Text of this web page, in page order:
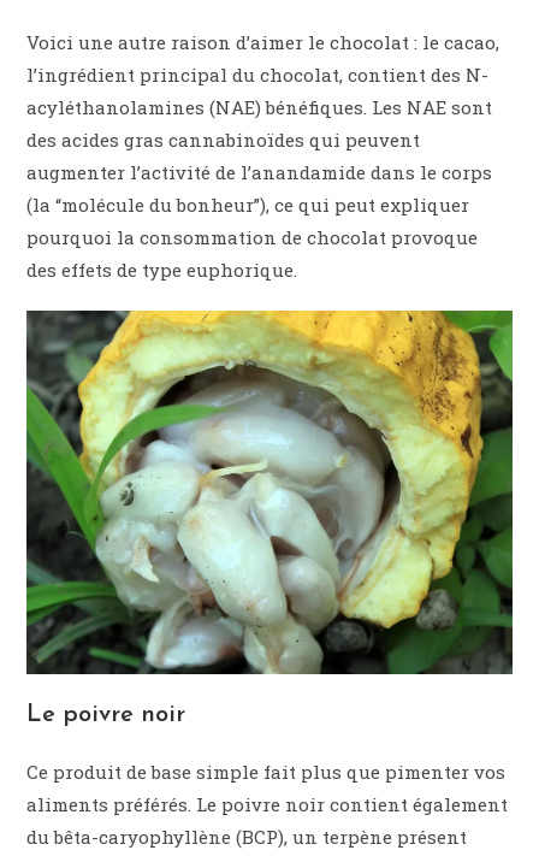
Voici une autre raison d’aimer le chocolat : le cacao,
l’ingrédient principal du chocolat, contient des N-
acyléthanolamines (NAE) bénéfiques. Les NAE sont
des acides gras cannabinoïdes qui peuvent
augmenter l’activité de l’anandamide dans le corps
(la “molécule du bonheur”), ce qui peut expliquer
pourquoi la consommation de chocolat provoque
des effets de type euphorique.
Le poivre noir
Ce produit de base simple fait plus que pimenter vos
aliments préférés. Le poivre noir contient également
du bêta-caryophyllène (BCP), un terpène présent